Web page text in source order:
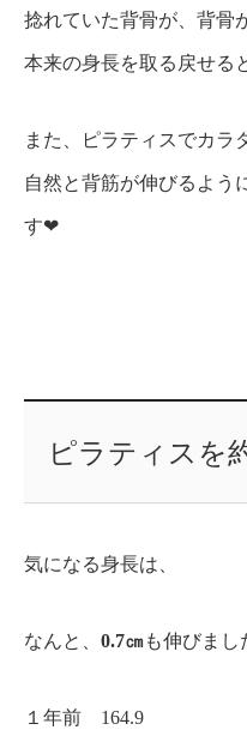
捻れていた背骨が、背骨
本来の身長を取る戻せる
また、ピラティスでカラ
自然と背筋が伸びるよう
す❤︎
ピラティスを
気になる身長は、
なんと、 0.7㎝も伸びまし
１年前 164.9